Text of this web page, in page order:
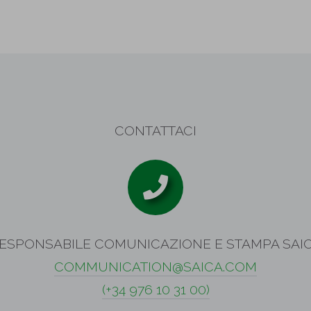
CONTATTACI
COMUNICAZIONE E STAMPA
COMMUNICATION@SAICA.COM
(+34 976 10 31 00)